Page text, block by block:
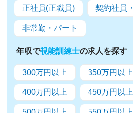
正社員(正職員) 契約社員
非常勤・パート
年収で視能訓練士の求人を探す
300万円以上 350万円以上
400万円以上 450万円以上